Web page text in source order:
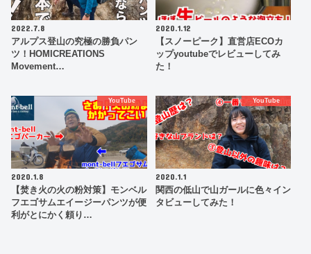
2022.7.8
アルプス登山の究極の勝負パン
ツ！HOMICREATIONS
Movement…
2020.1.12
【スノーピーク】直営店ECOカ
ップyoutubeでレビューしてみ
た！
YouTube
2020.1.8
【焚き火の火の粉対策】モンベル
フエゴサムエイージーパンツが便
利がとにかく頼り…
YouTube
2020.1.1
関西の低山で山ガールに色々イン
タビューしてみた！